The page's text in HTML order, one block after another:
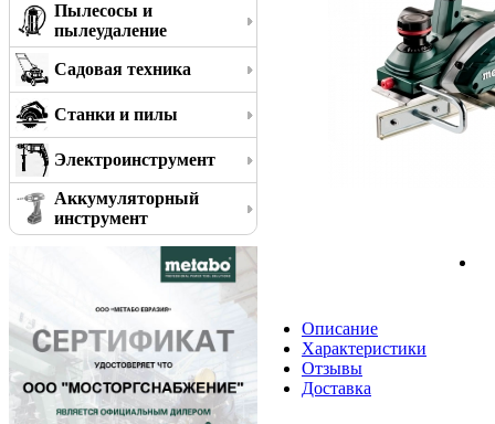
Пылесосы и
пылеудаление
Садовая техника
Станки и пилы
Электроинструмент
Аккумуляторный
инструмент
Описание
Характеристики
Отзывы
Доставка